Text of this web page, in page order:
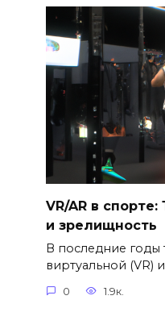
VR/AR в
и зрелищность
В последние годы
виртуальной (VR)
0 1.9к.